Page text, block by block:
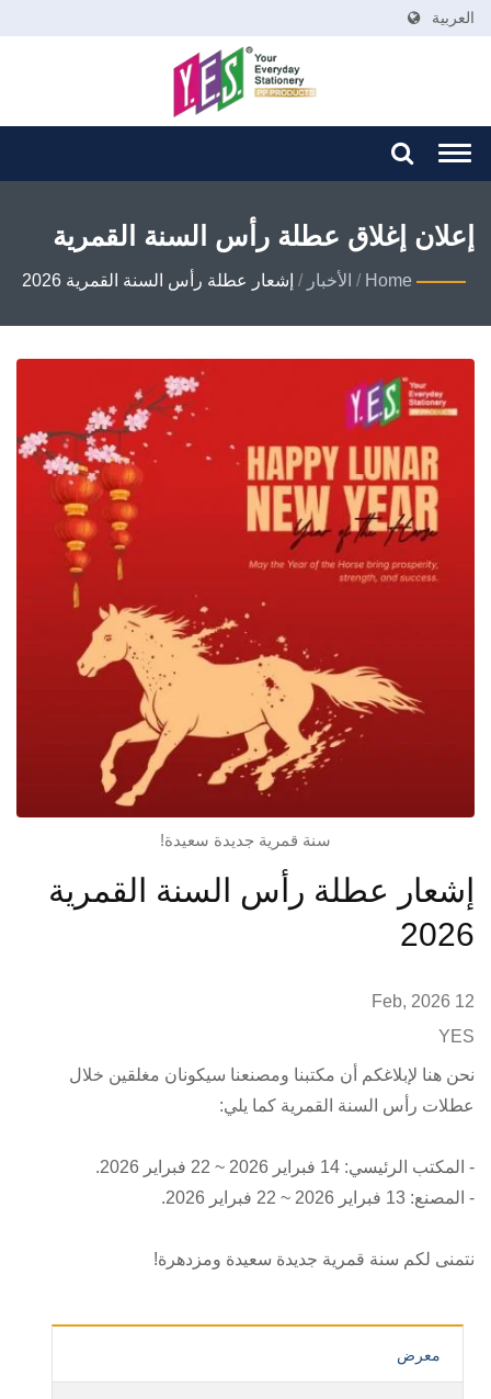
العربية
إعلان إغلاق عطلة رأس السنة القمرية
2026
Home
/ الأخبار / إشعار عطلة رأس السنة القمرية 2026
سنة قمرية جديدة سعيدة!
إشعار عطلة رأس السنة القمرية
2026
12 Feb, 2026
YES
نحن هنا لإبلاغكم أن مكتبنا ومصنعنا سيكونان مغلقين خلال
عطلات رأس السنة القمرية كما يلي:
- المكتب الرئيسي: 14 فبراير 2026 ~ 22 فبراير 2026.
- المصنع: 13 فبراير 2026 ~ 22 فبراير 2026.
نتمنى لكم سنة قمرية جديدة سعيدة ومزدهرة!
معرض